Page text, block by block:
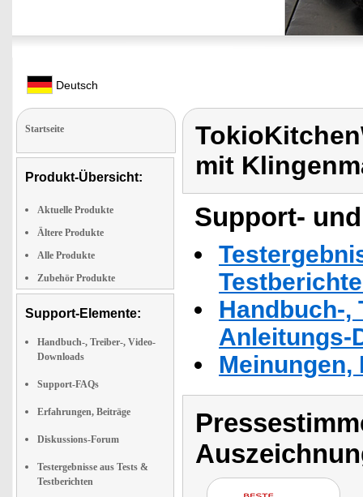
Deutsch
Startseite
Produkt-Übersicht:
Aktuelle Produkte
Ältere Produkte
Alle Produkte
Zubehör Produkte
Support-Elemente:
Handbuch-, Treiber-, Video-
Downloads
Support-FAQs
Erfahrungen, Beiträge
Diskussions-Forum
Testergebnisse aus Tests &
Testberichten
mit
Support-
Handbuch-,
Anleitungs-